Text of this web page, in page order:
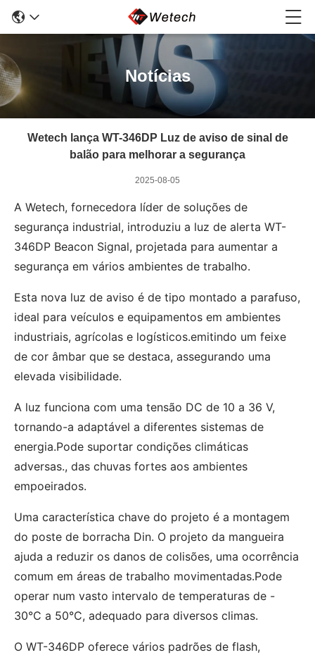
Notícias
Wetech lança WT-346DP Luz de aviso de sinal de
balão para melhorar a segurança
2025-08-05
A Wetech, fornecedora líder de soluções de
segurança industrial, introduziu a luz de alerta WT-
346DP Beacon Signal, projetada para aumentar a
segurança em vários ambientes de trabalho.
Esta nova luz de aviso é de tipo montado a parafuso,
ideal para veículos e equipamentos em ambientes
industriais, agrícolas e logísticos.emitindo um feixe
de cor âmbar que se destaca, assegurando uma
elevada visibilidade.
A luz funciona com uma tensão DC de 10 a 36 V,
tornando-a adaptável a diferentes sistemas de
energia.Pode suportar condições climáticas
adversas., das chuvas fortes aos ambientes
empoeirados.
Uma característica chave do projeto é a montagem
do poste de borracha Din. O projeto da mangueira
ajuda a reduzir os danos de colisões, uma ocorrência
comum em áreas de trabalho movimentadas.Pode
operar num vasto intervalo de temperaturas de -
30°C a 50°C, adequado para diversos climas.
O WT-346DP oferece vários padrões de flash,